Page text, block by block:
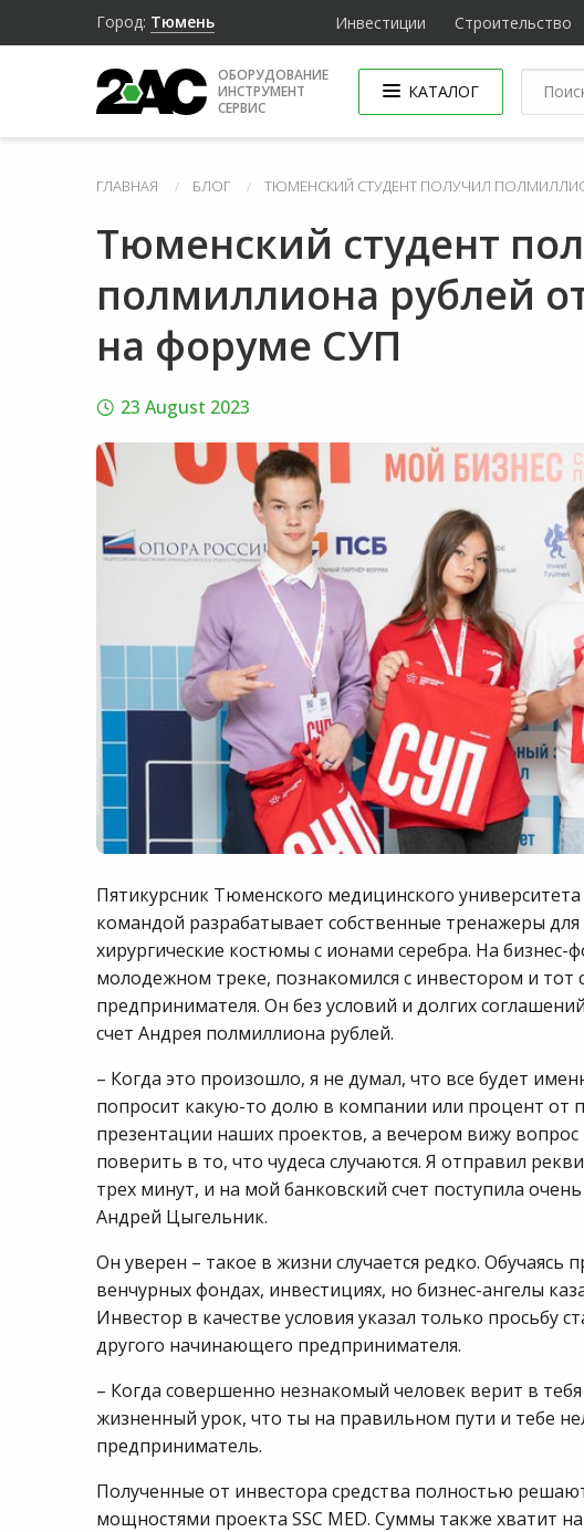
Город: Тюмень Инвестиции Строительство
ОБОРУДОВАНИЕ
ИНСТРУМЕНТ
СЕРВИС
КАТАЛОГ
ГЛАВНАЯ БЛОГ ТЮМЕНСКИЙ СТУДЕНТ ПОЛУЧИЛ
Тюменский студент
полмиллиона рублей
на форуме СУП
23 August 2023
Пятикурсник Тюменского медицинского университета
командой разрабатывает собственные тренажеры
хирургические костюмы с ионами серебра. На
молодежном треке, познакомился с инвестором и тот
предпринимателя. Он без условий и долгих
счет Андрея полмиллиона рублей.
– Когда это произошло, я не думал, что все будет
попросит какую-то долю в компании или процент от
презентации наших проектов, а вечером вижу вопрос
поверить в то, что чудеса случаются. Я отправил
трех минут, и на мой банковский счет поступила
Андрей Цыгельник.
Он уверен – такое в жизни случается редко. Обучаясь
венчурных фондах, инвестициях, но бизнес-ангелы
Инвестор в качестве условия указал только просьбу
другого начинающего предпринимателя.
– Когда совершенно незнакомый человек верит в
жизненный урок, что ты на правильном пути и тебе
предприниматель.
Полученные от инвестора средства полностью
мощностями проекта SSC MED. Суммы также хватит